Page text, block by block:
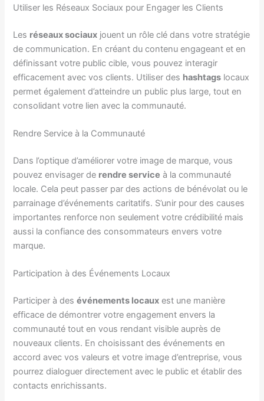
Utiliser les Réseaux Sociaux pour Engager les Clients
Les réseaux sociaux jouent un rôle clé dans votre stratégie
de communication. En créant du contenu engageant et en
définissant votre public cible, vous pouvez interagir
efficacement avec vos clients. Utiliser des hashtags locaux
permet également d’atteindre un public plus large, tout en
consolidant votre lien avec la communauté.
Rendre Service à la Communauté
Dans l’optique d’améliorer votre image de marque, vous
pouvez envisager de rendre service à la communauté
locale. Cela peut passer par des actions de bénévolat ou le
parrainage d’événements caritatifs. S’unir pour des causes
importantes renforce non seulement votre crédibilité mais
aussi la confiance des consommateurs envers votre
marque.
Participation à des Événements Locaux
Participer à desévénements locaux est une manière
efficace de démontrer votre engagement envers la
communauté tout en vous rendant visible auprès de
nouveaux clients. En choisissant des événements en
accord avec vos valeurs et votre image d’entreprise, vous
pourrez dialoguer directement avec le public et établir des
contacts enrichissants.